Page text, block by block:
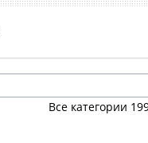
Все категории